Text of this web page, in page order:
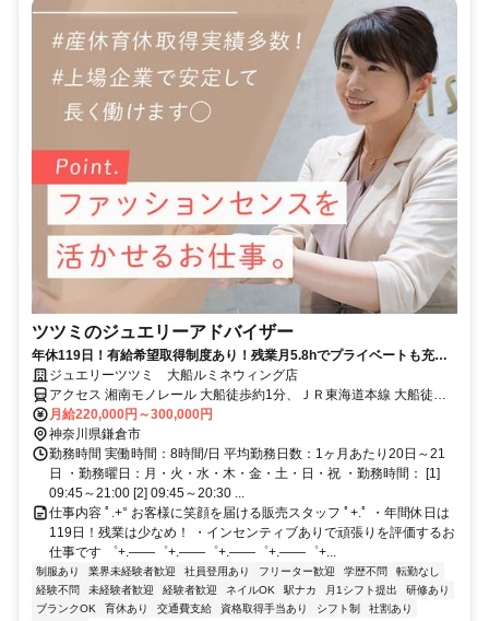
ツツミのジュエリーアドバイザー
年休119日！有給希望取得制度あり！残業月5.8hでプライベートも充実
◎ノルマなし！
ジュエリーツツミ 大船ルミネウィング店
アクセス 湘南モノレール 大船徒歩約1分、ＪＲ東海道本線 大船徒歩
約1分、ＪＲ根岸線 大船徒歩約1分
月給220,000円～300,000円
神奈川県鎌倉市
勤務時間 実働時間：8時間/日 平均勤務日数：1ヶ月あたり20日～21
日 ・勤務曜日：月・火・水・木・金・土・日・祝 ・勤務時間： [1]
09:45～21:00 [2] 09:45～20:30 ...
仕事内容 ﾟ.+° お客様に笑顔を届ける販売スタッフ ﾟ+.ﾟ ・年間休日は
119日！残業は少なめ！ ・インセンティブありで頑張りを評価するお
仕事です ゜+.――゜+.――゜+.――゜+.――゜+...
制服あり 業界未経験者歓迎 社員登用あり フリーター歓迎 学歴不問
転勤なし
経験不問
未経験者歓迎 経験者歓迎 ネイルOK 駅ナカ 月1シフト提出
研修あり
ブランクOK
育休あり 交通費支給 資格取得手当あり シフト制
社割あり